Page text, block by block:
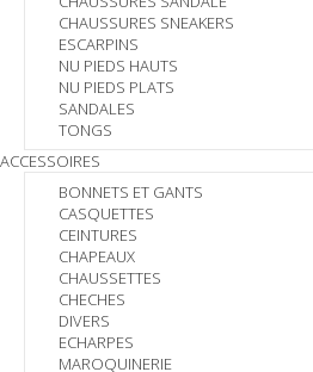
CHAUSSURES SNEAKERS
ESCARPINS
NU PIEDS HAUTS
NU PIEDS PLATS
SANDALES
TONGS
ACCESSOIRES
BONNETS ET GANTS
CASQUETTES
CEINTURES
CHAPEAUX
CHAUSSETTES
CHECHES
DIVERS
ECHARPES
MAROQUINERIE